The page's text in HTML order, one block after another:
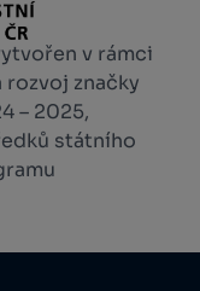
v rámci
značky
– 2025,
státního